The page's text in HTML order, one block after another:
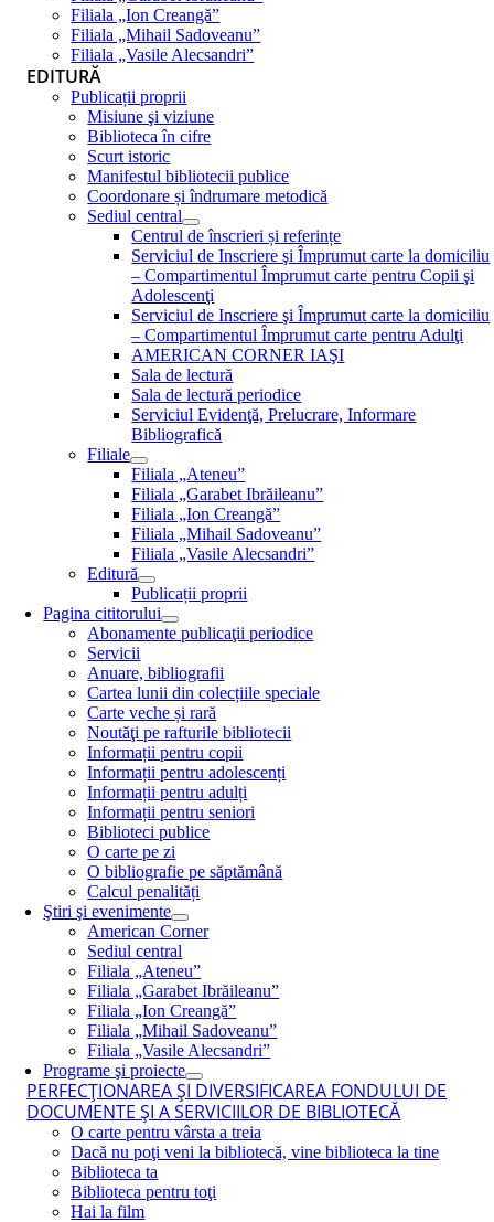
Filiala „Ion Creangă”
Filiala „Mihail Sadoveanu”
Filiala „Vasile Alecsandri”
EDITURĂ
Publicații proprii
Misiune şi viziune
Biblioteca în cifre
Scurt istoric
Manifestul bibliotecii publice
Coordonare și îndrumare metodică
Sediul central
Centrul de înscrieri și referințe
Serviciul de Inscriere şi Împrumut carte la domiciliu
– Compartimentul Împrumut carte pentru Copii şi
Adolescenţi
Serviciul de Inscriere şi Împrumut carte la domiciliu
– Compartimentul Împrumut carte pentru Adulţi
AMERICAN CORNER IAŞI
Sala de lectură
Sala de lectură periodice
Serviciul Evidenţă, Prelucrare, Informare
Bibliografică
Filiale
Filiala „Ateneu”
Filiala „Garabet Ibrăileanu”
Filiala „Ion Creangă”
Filiala „Mihail Sadoveanu”
Filiala „Vasile Alecsandri”
Editură
Publicații proprii
Pagina cititorului
Abonamente publicaţii periodice
Servicii
Anuare, bibliografii
Cartea lunii din colecțiile speciale
Carte veche și rară
Noutăţi pe rafturile bibliotecii
Informații pentru copii
Informații pentru adolescenți
Informații pentru adulți
Informații pentru seniori
Biblioteci publice
O carte pe zi
O bibliografie pe săptămână
Calcul penalități
Ştiri şi evenimente
American Corner
Sediul central
Filiala „Ateneu”
Filiala „Garabet Ibrăileanu”
Filiala „Ion Creangă”
Filiala „Mihail Sadoveanu”
Filiala „Vasile Alecsandri”
Programe şi proiecte
PERFECŢIONAREA ŞI DIVERSIFICAREA FONDULUI DE
DOCUMENTE ŞI A SERVICIILOR DE BIBLIOTECĂ
O carte pentru vârsta a treia
Dacă nu poţi veni la bibliotecă, vine biblioteca la tine
Biblioteca ta
Biblioteca pentru toţi
Hai la film